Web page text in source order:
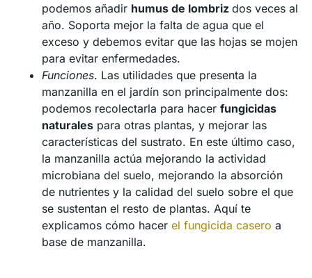
podemos añadir humus de lombriz dos veces al
año. Soporta mejor la falta de agua que el
exceso y debemos evitar que las hojas se mojen
para evitar enfermedades.
Funciones. Las utilidades que presenta la
manzanilla en el jardín son principalmente dos:
podemos recolectarla para hacer fungicidas
naturales para otras plantas, y mejorar las
características del sustrato. En este último caso,
la manzanilla actúa mejorando la actividad
microbiana del suelo, mejorando la absorción
de nutrientes y la calidad del suelo sobre el que
se sustentan el resto de plantas. Aquí te
explicamos cómo hacer el fungicida casero a
base de manzanilla.